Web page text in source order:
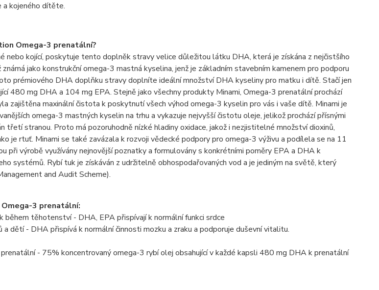
a kojeného dítěte.
Omega-3 prenatální?
nebo kojící, poskytuje tento doplněk stravy velice důležitou látku DHA, která je získána z nejčistšího
jako konstrukční omega-3 mastná kyselina, jenž je základním stavebním kamenem pro podporu
prémiového DHA doplňku stravy doplníte ideální množství DHA kyseliny pro matku i dítě. Stačí jen
480 mg DHA a 104 mg EPA. Stejně jako všechny produkty Minami, Omega-3 prenatální prochází
zajištěna maxinální čistota k poskytnutí všech výhod omega-3 kyselin pro vás i vaše dítě. Minami je
omega-3 mastných kyselin na trhu a vykazuje nejvyšší čistotu oleje, jelikož prochází přísnými
stranou. Proto má pozoruhodně nízké hladiny oxidace, jakož i nezjistitelné množství dioxinů,
je rtuť. Minami se také zavázala k rozvoji vědecké podpory pro omega-3 výživu a podílela se na 11
při výrobě využívány nejnovější poznatky a formulovány s konkrétními poměry EPA a DHA k
systémů. Rybí tuk je získáván z udržitelně obhospodařovaných vod a je jediným na světě, který
and Audit Scheme).
3 prenatální:
těhotenství - DHA, EPA přispívají k normální funkci srdce
dětí - DHA přispívá k normální činnosti mozku a zraku a podporuje duševní vitalitu.
- 75% koncentrovaný omega-3 rybí olej obsahující v každé kapsli 480 mg DHA k prenatální